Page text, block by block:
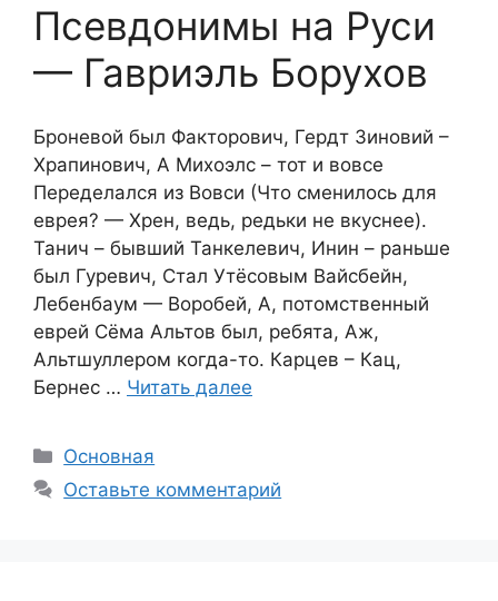
Псевдонимы на Руси
— Гавриэль Борухов
Броневой был Факторович, Гердт Зиновий –
Храпинович, А Михоэлс – тот и вовсе
Переделался из Вовси (Что сменилось для
еврея? — Хрен, ведь, редьки не вкуснее).
Танич – бывший Танкелевич, Инин – раньше
был Гуревич, Стал Утёсовым Вайсбейн,
Лебенбаум — Воробей, А, потомственный
еврей Сёма Альтов был, ребята, Аж,
Альтшуллером когда-то. Карцев – Кац,
Бернес … Читать далее
Рубрики
Основная
Оставьте комментарий